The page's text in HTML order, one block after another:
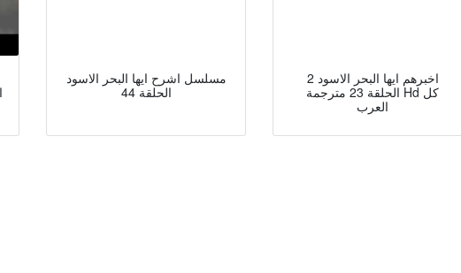
مسلسل اشرح ايها البحر الاسود
الحلقة 44
اخبرهم ايها البحر الاسود 2
الحلقة 23 مترجمة Hd كل
العرب